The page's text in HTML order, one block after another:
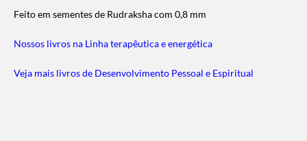
Feito em sementes de Rudraksha com 0,8 mm
Nossos livros na Linha terapêutica e energética
Veja mais livros de Desenvolvimento Pessoal e Espiritual